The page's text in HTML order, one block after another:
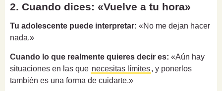
2. Cuando dices: «Vuelve a tu hora»
Tu adolescente puede interpretar: «No me dejan hacer
nada.»
Cuando lo que realmente quieres decir es: «Aún hay
situaciones en las que necesitas límites, y ponerlos
también es una forma de cuidarte.»